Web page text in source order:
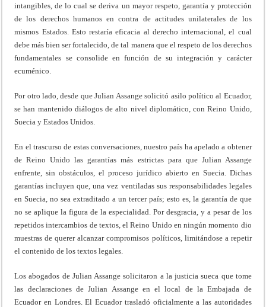
intangibles, de lo cual se deriva un mayor respeto, garantía y protección
de los derechos humanos en contra de actitudes unilaterales de los
mismos Estados. Esto restaría eficacia al derecho internacional, el cual
debe más bien ser fortalecido, de tal manera que el respeto de los derechos
fundamentales se consolide en función de su integración y carácter
ecuménico.
Por otro lado, desde que Julian Assange solicitó asilo político al Ecuador,
se han mantenido diálogos de alto nivel diplomático, con Reino Unido,
Suecia y Estados Unidos.
En el trascurso de estas conversaciones, nuestro país ha apelado a obtener
de Reino Unido las garantías más estrictas para que Julian Assange
enfrente, sin obstáculos, el proceso jurídico abierto en Suecia. Dichas
garantías incluyen que, una vez ventiladas sus responsabilidades legales
en Suecia, no sea extraditado a un tercer país; esto es, la garantía de que
no se aplique la figura de la especialidad. Por desgracia, y a pesar de los
repetidos intercambios de textos, el Reino Unido en ningún momento dio
muestras de querer alcanzar compromisos políticos, limitándose a repetir
el contenido de los textos legales.
Los abogados de Julian Assange solicitaron a la justicia sueca que tome
las declaraciones de Julian Assange en el local de la Embajada de
Ecuador en Londres. El Ecuador trasladó oficialmente a las autoridades